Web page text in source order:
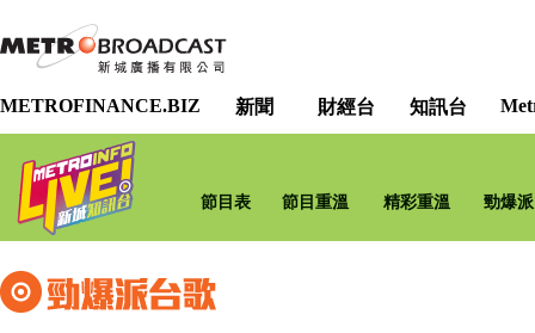
METROFINANCE.BIZ 新聞 財經台 知訊台
節目表 節目重溫 精彩重溫 勁爆